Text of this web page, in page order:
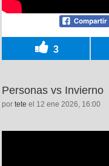
3
Personas vs Invierno
por tete el 12 ene 2026, 16:00